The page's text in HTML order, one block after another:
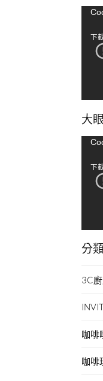
視
下
大
視
下
分
3C
咖啡
咖啡